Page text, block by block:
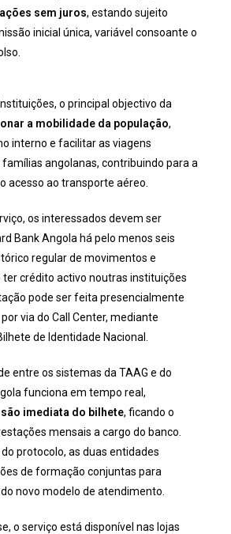
sem juros, estando sujeito
inicial única, variável consoante o
o principal objectivo da
a mobilidade da população,
interno e facilitar as viagens
angolanas, contribuindo para a
acesso ao transporte aéreo.
os interessados devem ser
Bank Angola há pelo menos seis
regular de movimentos e
ter crédito activo noutras instituições
pode ser feita presencialmente
via do Call Center, mediante
de Identidade Nacional.
entre os sistemas da TAAG e do
funciona em tempo real,
imediata do bilhete, ficando o
mensais a cargo do banco.
protocolo, as duas entidades
de formação conjuntas para
novo modelo de atendimento.
o serviço está disponível nas lojas